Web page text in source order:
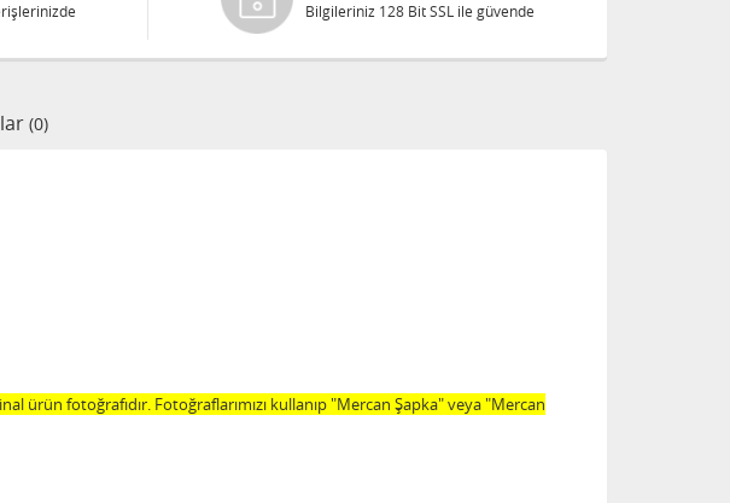
Bilgileriniz 128 Bit SSL ile güvende
(0)
fotoğrafıdır. Fotoğraflarımızı kullanıp "Mercan Şapka" veya "Mercan